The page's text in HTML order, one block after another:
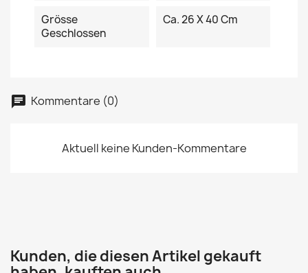
Grösse
Geschlossen
Ca. 26 X 40 Cm
Kommentare (0)
Aktuell keine Kunden-Kommentare
Kunden, die diesen Artikel gekauft